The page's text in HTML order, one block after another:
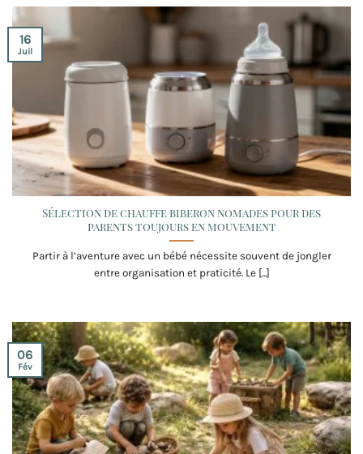
Sélection de chauffe biberon nomades pour des
parents toujours en mouvement
Partir à l’aventure avec un bébé nécessite souvent de jongler
entre organisation et praticité. Le [...]
16
Juil
06
Fév